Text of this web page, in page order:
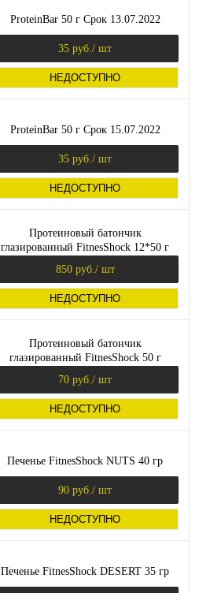
ProteinBar 50 г Срок 13.07.2022
35 руб. / шт
НЕДОСТУПНО
ProteinBar 50 г Срок 15.07.2022
35 руб. / шт
НЕДОСТУПНО
Протеиновый батончик
глазированный FitnesShock 12*50 г
850 руб. / шт
НЕДОСТУПНО
Протеиновый батончик
глазированный FitnesShock 50 г
70 руб. / шт
НЕДОСТУПНО
Печенье FitnesShock NUTS 40 гр
90 руб. / шт
НЕДОСТУПНО
Печенье FitnesShock DESERT 35 гр